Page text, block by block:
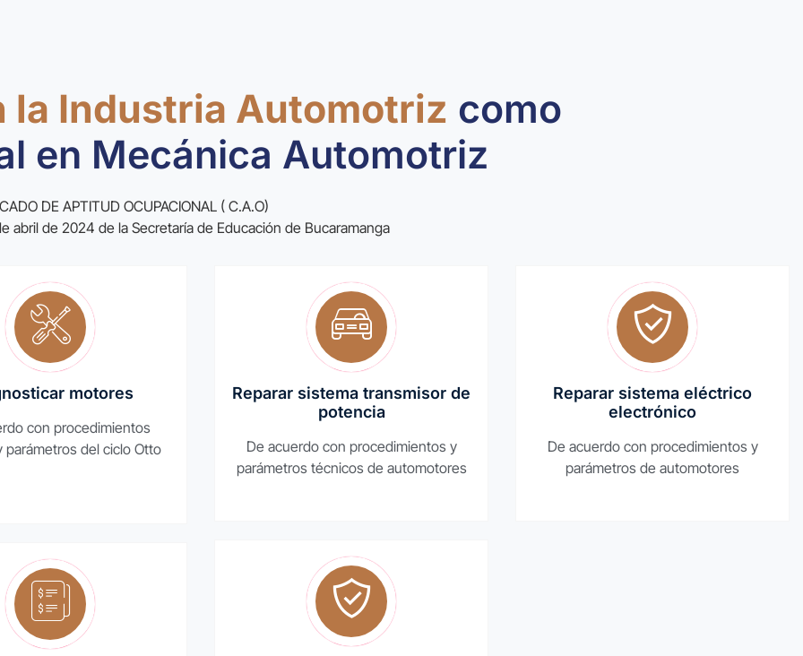
la Industria Automotriz como
en Mecánica Automotriz
DE APTITUD OCUPACIONAL ( C.A.O)
abril de 2024 de la Secretaría de Educación de Bucaramanga
motores
con procedimientos
parámetros del ciclo Otto
Reparar sistema transmisor de
potencia
De acuerdo con procedimientos y
parámetros técnicos de automotores
Reparar sistema eléctrico
electrónico
De acuerdo con procedimientos y
parámetros de automotores